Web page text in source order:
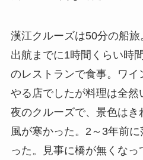
漢江クルーズは50分の船旅
出航までに1時間くらい時
のレストランで食事。ワイ
やる店でしたが料理は全然
夜のクルーズで、景色はき
風が寒かった。2～3年前
った。見事に橋が無くなっ